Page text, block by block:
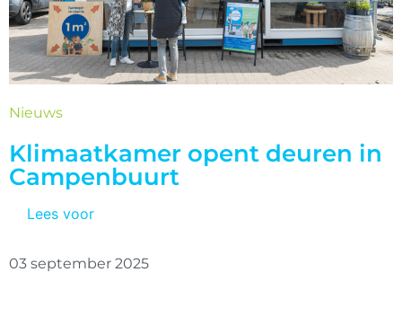
Nieuws
Klimaatkamer opent deuren in
Campenbuurt
Lees voor
03 september 2025